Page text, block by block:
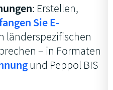
: Erstellen,
Sie E-
länderspezifischen
– in Formaten
und Peppol BIS